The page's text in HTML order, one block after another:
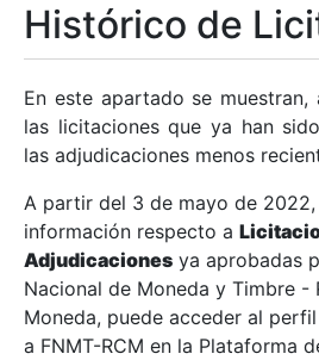
Mostrar/Ocultar
Mostrar/Ocultar
Mostrar/Ocultar
Histórico de
En este apartado se
las licitaciones que ya han
las adjudicaciones menos
A partir del 3 de mayo de
información respecto a
Adjudicaciones ya aprobadas
Nacional de Moneda y Timbre -
Moneda, puede acceder al
a FNMT-RCM en la Plataforma